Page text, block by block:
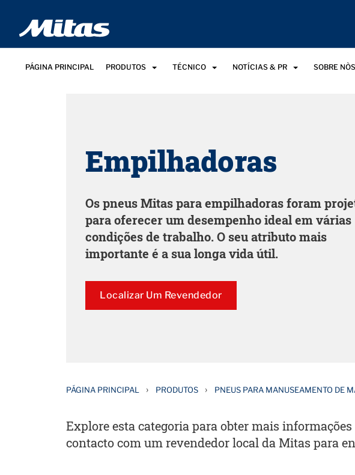
PÁGINA PRINCIPAL PRODUTOS TÉCNICO NOTÍCIAS & PR SOBRE NÒS
Empilhadoras
Os pneus Mitas para empilhadoras foram
para oferecer um desempenho ideal em várias
condições de trabalho. O seu atributo mais
importante é a sua longa vida útil.
Localizar Um Revendedor
PÁGINA PRINCIPAL › PRODUTOS › PNEUS PARA MANUSEAMENTO DE
Explore esta categoria para obter mais
contacto com um revendedor local da Mitas para